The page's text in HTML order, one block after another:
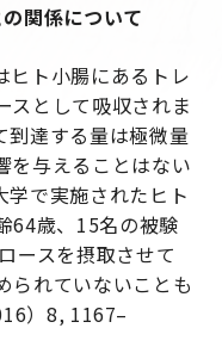
関係について
ヒト小腸にあるトレ
スとして吸収されま
到達する量は極微量
を与えることはない
学で実施されたヒト
64歳、15名の被験
ースを摂取させて
られていないことも
）8, 1167–